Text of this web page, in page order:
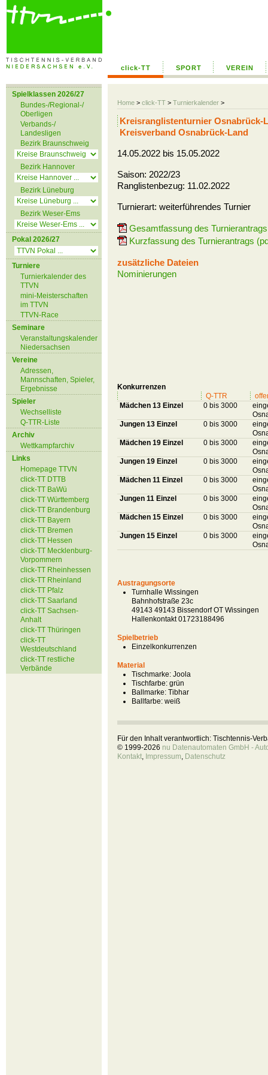
click-TT SPORT VEREIN
Home > click-TT > Turnierkalender >
Spielklassen 2026/27
Bundes-/Regional-/
Oberligen
Verbands-/
Landesligen
Bezirk Braunschweig
Bezirk Hannover
Bezirk Lüneburg
Bezirk Weser-Ems
Pokal 2026/27
Turniere
Turnierkalender des
TTVN
mini-Meisterschaften
im TTVN
TTVN-Race
Seminare
Veranstaltungskalender
Niedersachsen
Vereine
Adressen,
Mannschaften, Spieler,
Ergebnisse
Spieler
Wechselliste
Q-TTR-Liste
Archiv
Wettkampfarchiv
Links
Homepage TTVN
click-TT DTTB
click-TT BaWü
click-TT Württemberg
click-TT Brandenburg
click-TT Bayern
click-TT Bremen
click-TT Hessen
click-TT Mecklenburg-
Vorpommern
click-TT Rheinhessen
click-TT Rheinland
click-TT Pfalz
click-TT Saarland
click-TT Sachsen-
Anhalt
click-TT Thüringen
click-TT
Westdeutschland
click-TT restliche
Verbände
Kreisranglistenturnier Osnabrück-
Kreisverband Osnabrück-Land
14.05.2022 bis 15.05.2022
Saison: 2022/23
Ranglistenbezug: 11.02.2022
Turnierart: weiterführendes Turnier
Gesamtfassung des
Kurzfassung des Turnierantrags
zusätzliche Dateien
Nominierungen
Konkurrenzen
Q-TTR
Mädchen 13 Einzel
0 bis 3000
Jungen 13 Einzel
0 bis 3000
Mädchen 19 Einzel
0 bis 3000
Jungen 19 Einzel
0 bis 3000
Mädchen 11 Einzel
0 bis 3000
Jungen 11 Einzel
0 bis 3000
Mädchen 15 Einzel
0 bis 3000
Jungen 15 Einzel
0 bis 3000
Austragungsorte
Turnhalle Wissingen
Bahnhofstraße 23c
49143 49143 Bissendorf OT Wissingen
Hallenkontakt 01723188496
Spielbetrieb
Einzelkonkurrenzen
Material
Tischmarke: Joola
Tischfarbe: grün
Ballmarke: Tibhar
Ballfarbe: weiß
Für den Inhalt verantwortlich: Tischtennis-
© 1999-2026 nu Datenautomaten GmbH -
Kontakt, Impressum, Datenschutz